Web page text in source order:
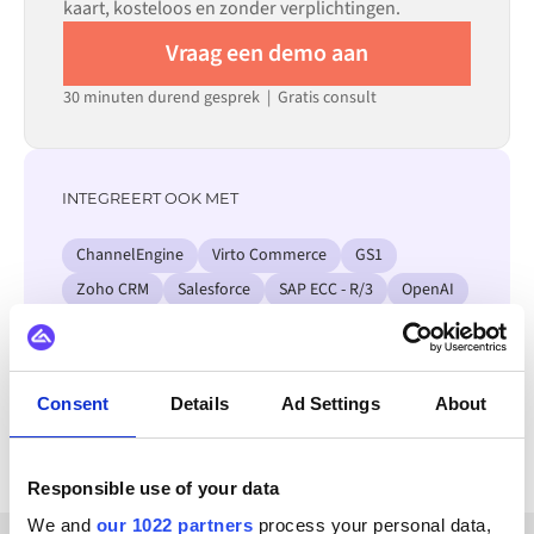
Consent Details Ad Settings About
Responsible use of your data
We and our 1022 partners process your personal data,
kaart, kosteloos en zonder verplichtingen.
Vraag een demo aan
30 minuten durend gesprek | Gratis consult
INTEGREERT OOK MET
ChannelEngine Virto Commerce
GS1
Zoho CRM
Salesforce SAP ECC - R/3
OpenAI